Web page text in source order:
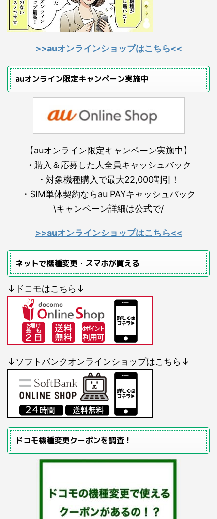
>>auオンラインショップはこちら<<
auオンライン限定キャンペーン実施中
【auオンライン限定キャンペーン実施中】
・購入＆応募した人全員キャッシュバック
・対象機種購入で最大22,000割引！
・SIM単体契約ならau PAYキャッシュバック
\キャンペーン詳細は公式で/
>>auオンラインショップはこちら<<
ネットで機種変更・スマホが買える
↓ドコモはこちら↓
↓ソフトバンクオンラインショップはこちら↓
ドコモ機種変更クーポンを調査！